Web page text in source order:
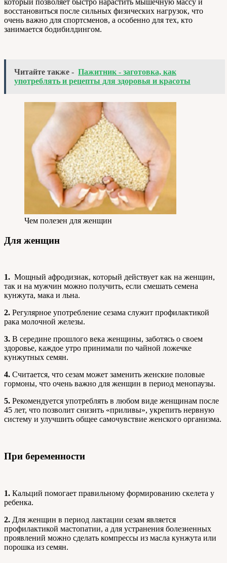
восстановиться после сильных физических нагрузок, что
очень важно для спортсменов, а особенно для тех, кто
занимается бодибилдингом.
Читайте также - Пажитник - заготовка, как
употреблять и рецепты для здоровья и красоты
Чем полезен для женщин
Для женщин
1. Мощный афродизиак, который действует как на женщин,
так и на мужчин можно получить, если смешать семена
кунжута, мака и льна.
2. Регулярное употребление сезама служит профилактикой
рака молочной железы.
3. В середине прошлого века женщины, заботясь о своем
здоровье, каждое утро принимали по чайной ложечке
кунжутных семян.
4. Считается, что сезам может заменить женские половые
гормоны, что очень важно для женщин в период менопаузы.
5. Рекомендуется употреблять в любом виде женщинам после
45 лет, что позволит снизить «приливы», укрепить нервную
систему и улучшить общее самочувствие женского организма.
При беременности
1. Кальций помогает правильному формированию скелета у
ребенка.
2. Для женщин в период лактации сезам является
профилактикой мастопатии, а для устранения болезненных
проявлений можно сделать компрессы из масла кунжута или
порошка из семян.